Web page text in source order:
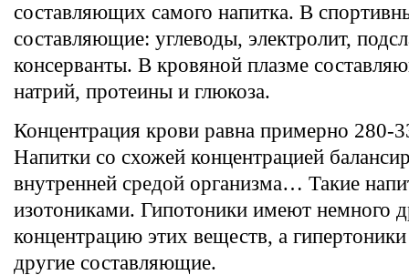
составляющих самого напитка. В
составляющие: углеводы, электролит,
консерванты. В кровяной плазме
натрий, протеины и глюкоза.
Концентрация крови равна примерно 280-
Напитки со схожей концентрацией
внутренней средой организма… Такие
изотониками. Гипотоники имеют немного
концентрацию этих веществ, а гипертоники
другие составляющие.